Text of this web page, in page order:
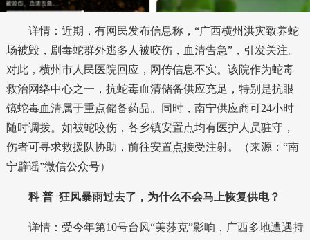
详情：近期，有网民发布信息称，“广西横州洪灾致养蛇
场被毁，剧毒蛇群外逃多人被咬伤，血清告急”，引发关注。
对此，横州市人民医院回应，网传信息不实。该院作为蛇毒
救治网络中心之一，抗蛇毒血清储备供应充足，特别是抗眼
镜蛇毒血清属于重点储备药品。同时，南宁供应商可24小时
随时调拨。如被蛇咬伤，各乡镇安置点均有医护人员驻守，
伤者可寻求救援队协助，前往安置点接受注射。（来源：“南
宁辟谣”微信公众号）
科 普 狂风暴雨过去了，为什么不会马上恢复供电？
详情：受今年第10号台风“美莎克”影响，广西多地遭遇持